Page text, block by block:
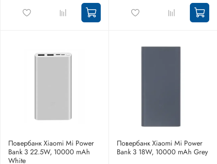
Повербанк Xiaomi Mi Power
Bank 3 22.5W, 10000 mAh
White
Повербанк Xiaomi Mi Power
Bank 3 18W, 10000 mAh Grey